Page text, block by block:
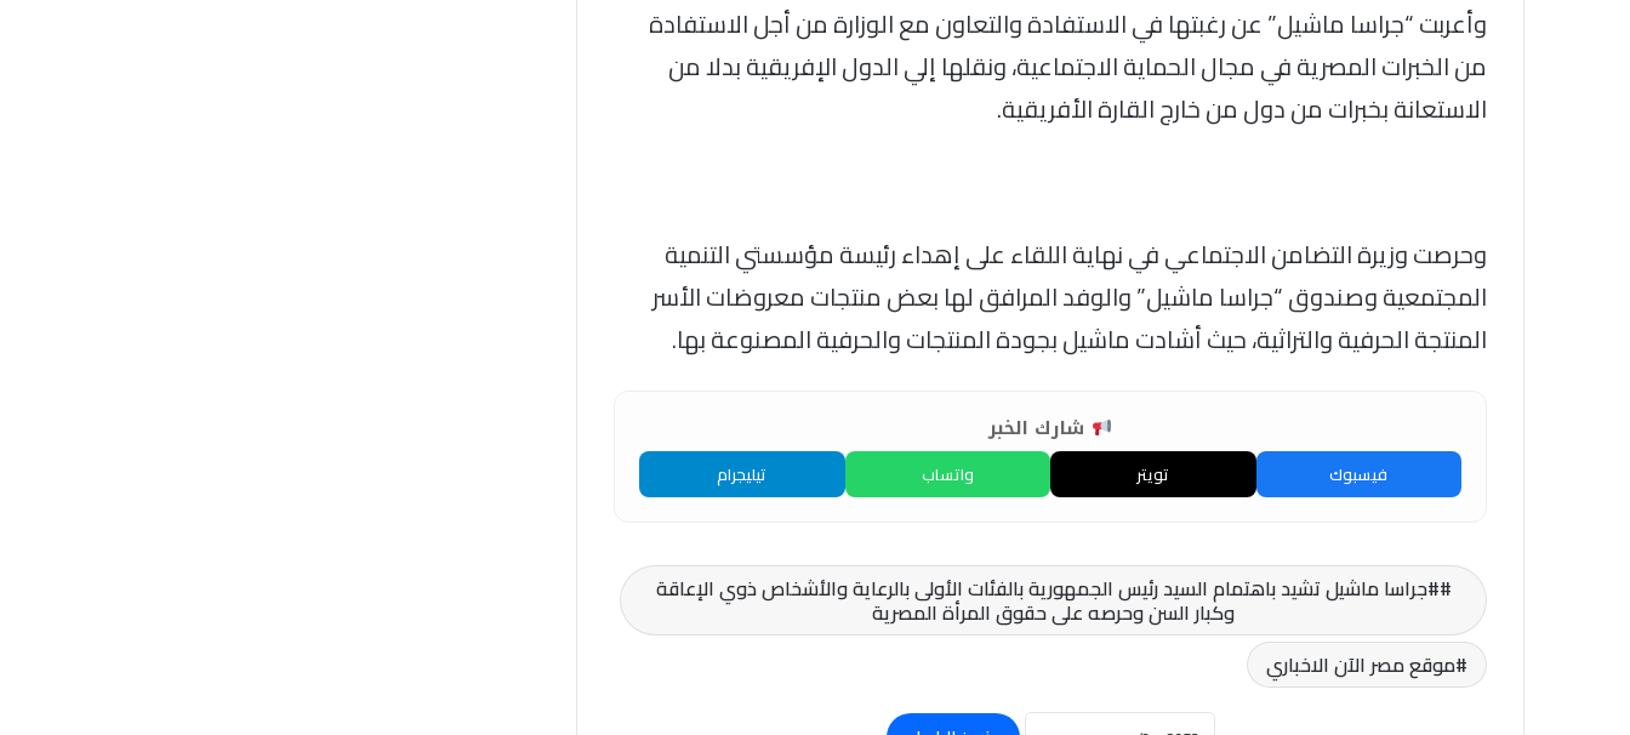
وأعربت “جراسا ماشيل” عن رغبتها في الاستفادة والتعاون مع الوزارة من أجل الاستفادة
من الخبرات المصرية في مجال الحماية الاجتماعية، ونقلها إلي الدول الإفريقية بدلا من
الاستعانة بخبرات من دول من خارج القارة الأفريقية.
وحرصت وزيرة التضامن الاجتماعي في نهاية اللقاء على إهداء رئيسة مؤسستي التنمية
المجتمعية وصندوق “جراسا ماشيل” والوفد المرافق لها بعض منتجات معروضات الأسر
المنتجة الحرفية والتراثية، حيث أشادت ماشيل بجودة المنتجات والحرفية المصنوعة بها.
شارك الخبر
فيسبوك تويتر واتساب تيليجرام
#جراسا ماشيل تشيد باهتمام السيد رئيس الجمهورية بالفئات الأولى بالرعاية والأشخاص ذوي الإعاقة
وكبار السن وحرصه على حقوق المرأة المصرية
موقع مصر الآن الاخباري